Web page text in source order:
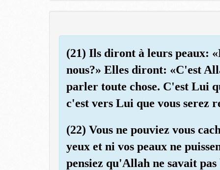
(21) Ils diront à leurs peaux:
nous?» Elles diront: «C'est
parler toute chose. C'est Lui
c'est vers Lui que vous serez
(22) Vous ne pouviez vous
yeux et ni vos peaux ne
pensiez qu'Allah ne savait pas